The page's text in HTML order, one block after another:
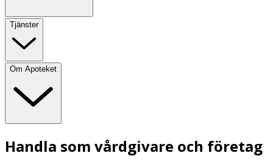
Tjänster
Om Apoteket
Handla som vårdgivare och företag